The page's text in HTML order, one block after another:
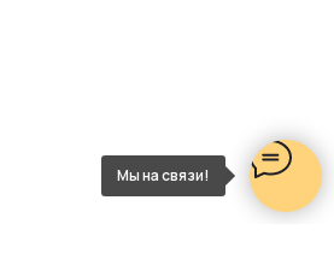
Мы на связи!